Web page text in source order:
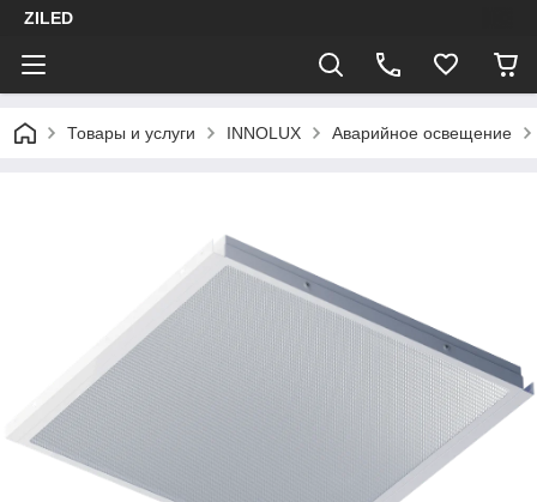
ZILED
Товары и услуги INNOLUX Аварийное освещение